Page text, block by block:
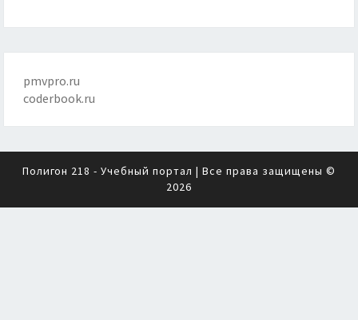
pmvpro.ru
coderbook.ru
Полигон 218 - Учебный портал | Все права защищены ©
2026